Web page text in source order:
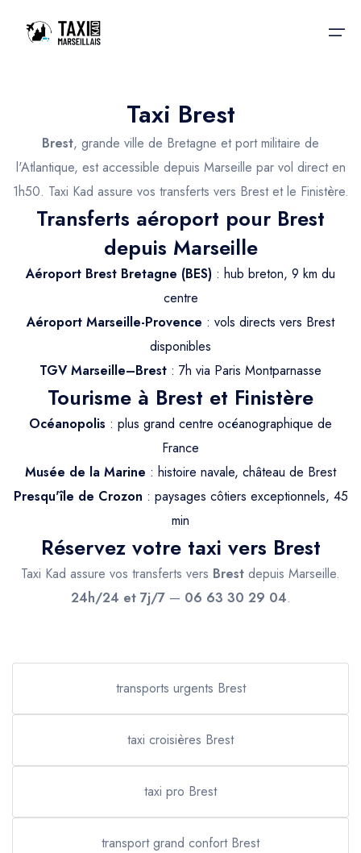
Nos services
Nos services
Taxis Aéroport
Trajet Gare SNCF
Trajet Port croisière
Trajet Santé
Trajet Longue Distance
Taxis aéroport
Réservation
Actualités & évènements
Contactez-nous
Taxi Brest
Brest, grande ville de Bretagne et port militaire de
l'Atlantique, est accessible depuis Marseille par vol direct en
1h50. Taxi Kad assure vos transferts vers Brest et le Finistère.
Transferts aéroport pour Brest
depuis Marseille
Aéroport Brest Bretagne (BES) : hub breton, 9 km du
centre
Aéroport Marseille-Provence : vols directs vers Brest
disponibles
TGV Marseille–Brest : 7h via Paris Montparnasse
Tourisme à Brest et Finistère
Océanopolis : plus grand centre océanographique de
France
Musée de la Marine : histoire navale, château de Brest
Presqu'île de Crozon : paysages côtiers exceptionnels, 45
min
Réservez votre taxi vers Brest
Taxi Kad assure vos transferts vers Brest depuis Marseille.
24h/24 et 7j/7— 06 63 30 29 04.
transports urgents Brest
taxi croisières Brest
taxi pro Brest
transport grand confort Brest